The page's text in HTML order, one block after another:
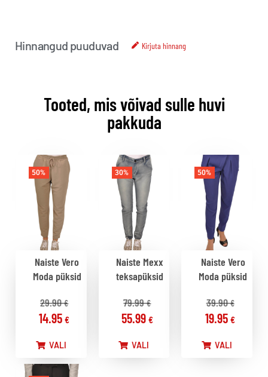
Hinnangud puuduvad Kirjuta hinnang
Tooted, mis võivad sulle huvi
pakkuda
50%
Naiste Vero
Moda püksid
29.90€
14.95€
VALI
30%
Naiste Mexx
teksapüksid
79.99€
55.99 €
VALI
50%
Naiste Vero
Moda püksid
39.90€
19.95€
VALI